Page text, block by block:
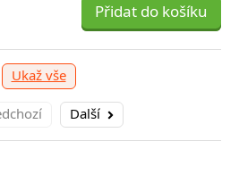
Přidat do košíku
Ukaž vše
Další